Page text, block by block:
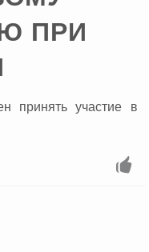
ПРИ
принять участие в